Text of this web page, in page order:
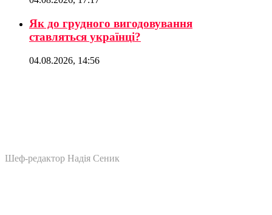
Як до грудного вигодовування
ставляться українці?
04.08.2026, 14:56
Шеф-редактор Надія Сеник